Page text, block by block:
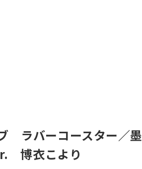
ラバーコースター／墨
博衣こより